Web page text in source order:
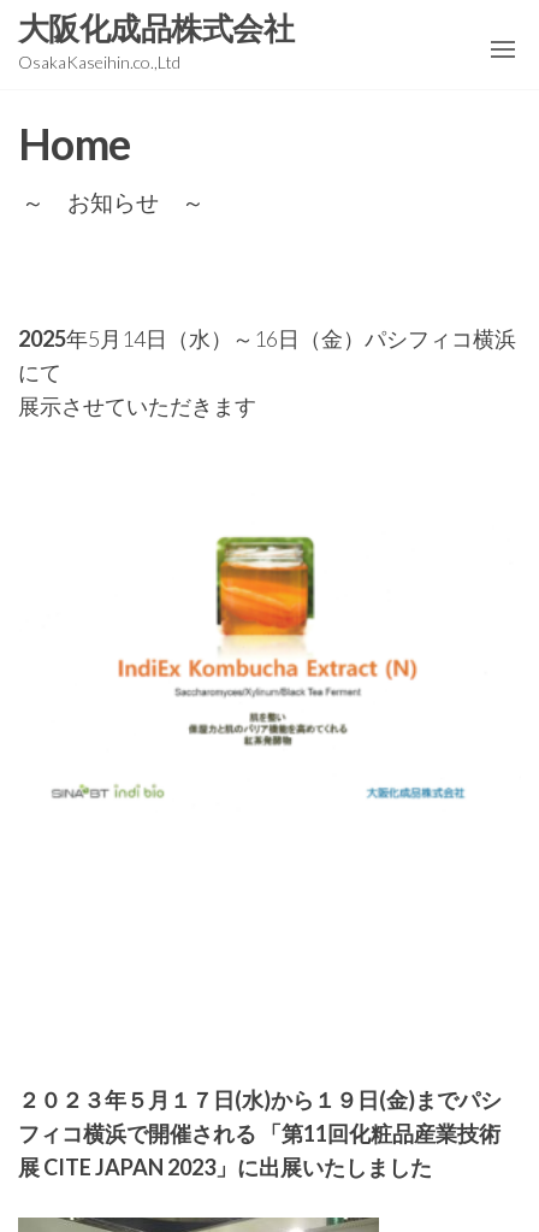
コ
ン
大阪化成品株式会社
OsakaKaseihin.co.,Ltd
Home
～ お知らせ ～
2025年5月14日（水）～16日（金）パシフィコ横浜
にて
展示させていただきます
２０２３年５月１７日(水)から１９日(金)までパシ
フィコ横浜で開催される 「第11回化粧品産業技術
展 CITE JAPAN 2023」に出展いたしました